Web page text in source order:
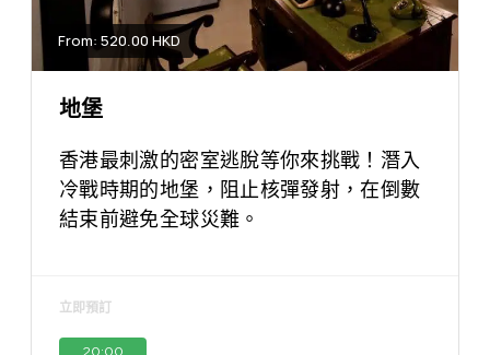
From: 520.00 HKD
地堡
香港最刺激的密室逃脫等你來挑戰！潛入
冷戰時期的地堡，阻止核彈發射，在倒數
結束前避免全球災難。
立即預訂
20:00